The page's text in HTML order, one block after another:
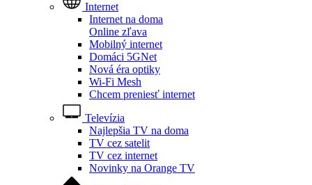
Internet
Internet na doma
Online zľava
Mobilný internet
Domáci 5GNet
Nová éra optiky
Wi-Fi Mesh
Chcem preniesť internet
Televízia
Najlepšia TV na doma
TV cez satelit
TV cez internet
Novinky na Orange TV